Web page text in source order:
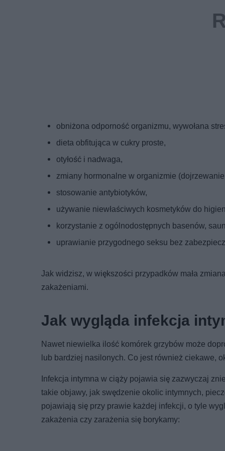
obniżona odporność organizmu, wywołana
dieta obfitująca w cukry proste,
otyłość i nadwaga,
zmiany hormonalne w organizmie
stosowanie antybiotyków,
używanie niewłaściwych kosmetyków do
korzystanie z ogólnodostępnych basenów,
uprawianie przygodnego seksu bez
Jak widzisz, w większości przypadków mała
zakażeniami.
Jak wygląda infekcja
Nawet niewielka ilość komórek grzybów może
lub bardziej nasilonych. Co jest również ciekawe,
Infekcja intymna w ciąży pojawia się zazwyczaj
takie objawy, jak swędzenie okolic intymnych,
pojawiają się przy prawie każdej infekcji, o tyle
zakażenia czy zarażenia się borykamy: